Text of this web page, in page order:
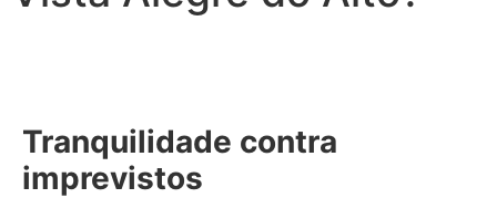
Tranquilidade contra
imprevistos